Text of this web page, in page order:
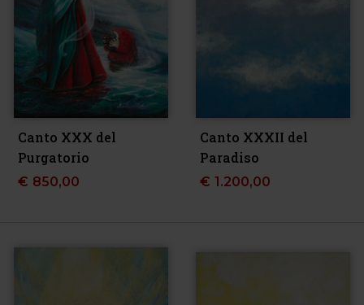
Canto XXX del
Purgatorio
€ 850,00
Canto XXXII del
Paradiso
€ 1.200,00